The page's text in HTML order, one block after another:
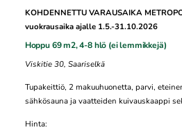
KOHDENNETTU VARAUSAIKA
vuokrausaika ajalle 1.5.-31.10.2026
Hoppu 69 m2, 4-8 hlö (ei
Viskitie 30, Saariselkä
Tupakeittiö, 2 makuuhuonetta, parvi,
sähkösauna ja vaatteiden kuivauskaappi
Hinta: